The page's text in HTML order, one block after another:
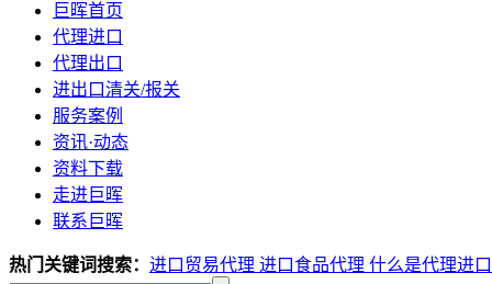
巨晖首页
代理进口
代理出口
进出口清关/报关
服务案例
资讯·动态
资料下载
走进巨晖
联系巨晖
热门关键词搜索： 进口贸易代理 进口食品代理 什么是代理进